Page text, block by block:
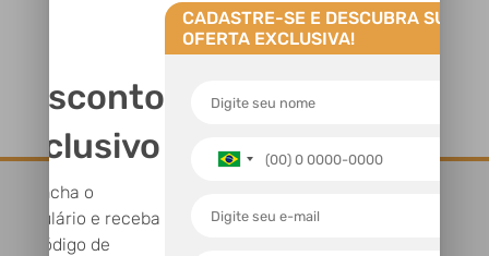
Desconto
Exclusivo
Preencha o
formulário e receba
um código de
CADASTRE-SE E DESCUBRA SUA
OFERTA EXCLUSIVA!